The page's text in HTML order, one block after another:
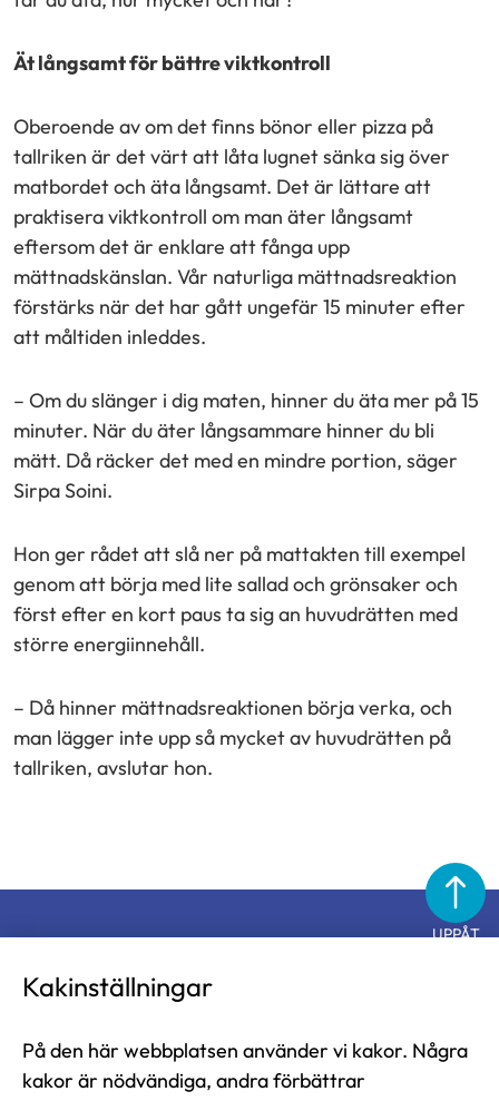
Ät långsamt för bättre viktkontroll
Oberoende av om det finns bönor eller pizza på
tallriken är det värt att låta lugnet sänka sig över
matbordet och äta långsamt. Det är lättare att
praktisera viktkontroll om man äter långsamt
eftersom det är enklare att fånga upp
mättnadskänslan. Vår naturliga mättnadsreaktion
förstärks när det har gått ungefär 15 minuter efter
att måltiden inleddes.
– Om du slänger i dig maten, hinner du äta mer på 15
minuter. När du äter långsammare hinner du bli
mätt. Då räcker det med en mindre portion, säger
Sirpa Soini.
Hon ger rådet att slå ner på mattakten till exempel
genom att börja med lite sallad och grönsaker och
först efter en kort paus ta sig an huvudrätten med
större energiinnehåll.
– Då hinner mättnadsreaktionen börja verka, och
man lägger inte upp så mycket av huvudrätten på
tallriken, avslutar hon.
UPPÅT
Diabetesförbundet i Finland rf
Näsilinnankatu 26
Kakinställningar
På den här webbplatsen använder vi kakor. Några
kakor är nödvändiga, andra förbättrar